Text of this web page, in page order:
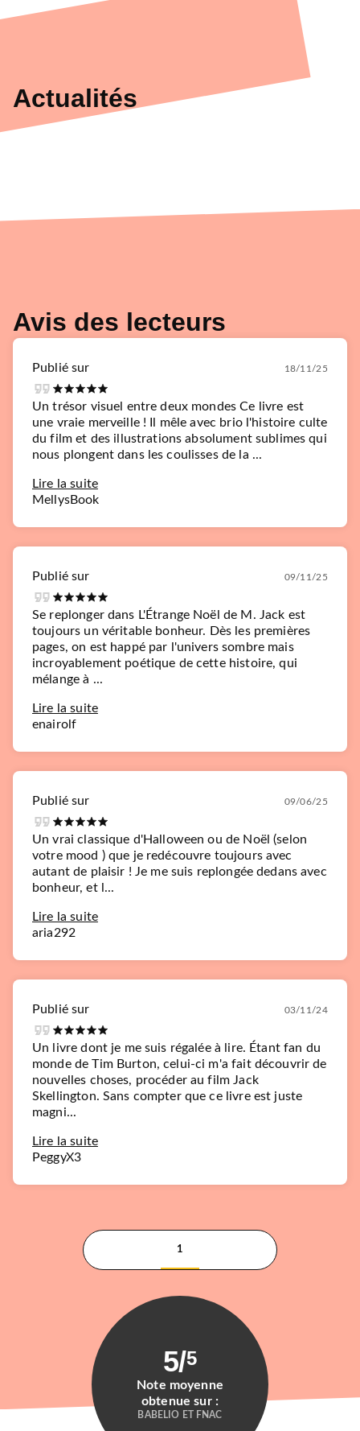
Actualités
Avis des lecteurs
Publié sur 18/11/25
Un trésor visuel entre deux mondes Ce livre est
une vraie merveille ! Il mêle avec brio l'histoire culte
du film et des illustrations absolument sublimes qui
nous plongent dans les coulisses de la ...
Lire la suite
MellysBook
Publié sur 09/11/25
Se replonger dans L'Étrange Noël de M. Jack est
toujours un véritable bonheur. Dès les premières
pages, on est happé par l'univers sombre mais
incroyablement poétique de cette histoire, qui
mélange à ...
Lire la suite
enairolf
Publié sur 09/06/25
Un vrai classique d'Halloween ou de Noël (selon
votre mood ) que je redécouvre toujours avec
autant de plaisir ! Je me suis replongée dedans avec
bonheur, et l...
Lire la suite
aria292
Publié sur 03/11/24
Un livre dont je me suis régalée à lire. Étant fan du
monde de Tim Burton, celui-ci m'a fait découvrir de
nouvelles choses, procéder au film Jack
Skellington. Sans compter que ce livre est juste
magni...
Lire la suite
PeggyX3
1
5/5
Note moyenne
obtenue sur :
BABELIO ET FNAC